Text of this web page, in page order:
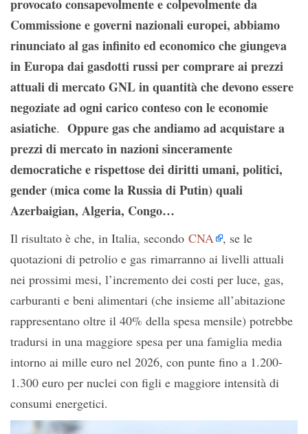
provocato consapevolmente e colpevolmente da
Commissione e governi nazionali europei, abbiamo
rinunciato al gas infinito ed economico che giungeva
in Europa dai gasdotti russi per comprare ai prezzi
attuali di mercato GNL in quantità che devono essere
negoziate ad ogni carico conteso con le economie
asiatiche. Oppure gas che andiamo ad acquistare a
prezzi di mercato in nazioni sinceramente
democratiche e rispettose dei diritti umani, politici,
gender (mica come la Russia di Putin) quali
Azerbaigian, Algeria, Congo…
Il risultato è che, in Italia, secondo CNA , se le
quotazioni di petrolio e gas rimarranno ai livelli attuali
nei prossimi mesi, l’incremento dei costi per luce, gas,
carburanti e beni alimentari (che insieme all’abitazione
rappresentano oltre il 40% della spesa mensile) potrebbe
tradursi in una maggiore spesa per una famiglia media
intorno ai mille euro nel 2026, con punte fino a 1.200-
1.300 euro per nuclei con figli e maggiore intensità di
consumi energetici.